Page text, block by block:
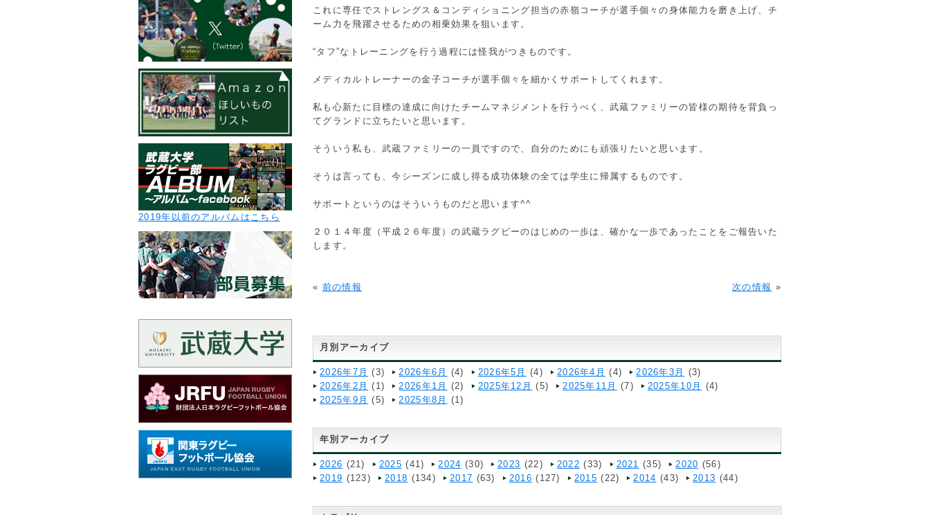
これに専任でストレングス＆コンディショニング担当の赤嶺コーチが選手個々の身体能力を磨き上げ、チ
ーム力を飛躍させるための相乗効果を狙います。
“タフ”なトレーニングを行う過程には怪我がつきものです。
メディカルトレーナーの金子コーチが選手個々を細かくサポートしてくれます。
私も心新たに目標の達成に向けたチームマネジメントを行うべく、武蔵ファミリーの皆様の期待を背負っ
てグランドに立ちたいと思います。
そういう私も、武蔵ファミリーの一員ですので、自分のためにも頑張りたいと思います。
そうは言っても、今シーズンに成し得る成功体験の全ては学生に帰属するものです。
サポートというのはそういうものだと思います^^
２０１４年度（平成２６年度）の武蔵ラグビーのはじめの一歩は、確かな一歩であったことをご報告いた
します。
« 前の情報 次の情報 »
月別アーカイブ
2026年7月 (3) 2026年6月 (4) 2026年5月 (4) 2026年4月 (4) 2026年3月
(3)
2026年2月 (1) 2026年1月 (2) 2025年12月 (5) 2025年11月 (7) 2025年10月
(4)
2025年9月 (5) 2025年8月 (1)
年別アーカイブ
2026 (21) 2025 (41) 2024 (30) 2023 (22) 2022 (33) 2021 (35) 2020 (56)
2019 (123) 2018 (134) 2017 (63) 2016 (127) 2015 (22) 2014 (43) 2013 (44)
2019年以前のアルバムはこちら